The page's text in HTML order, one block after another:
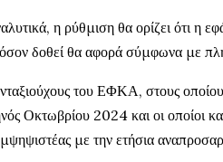
η ρύθμιση θα ορίζει ότι η
δοθεί θα αφορά σύμφωνα με
του ΕΦΚΑ, στους
Οκτωβρίου 2024 και οι οποίοι
με την ετήσια